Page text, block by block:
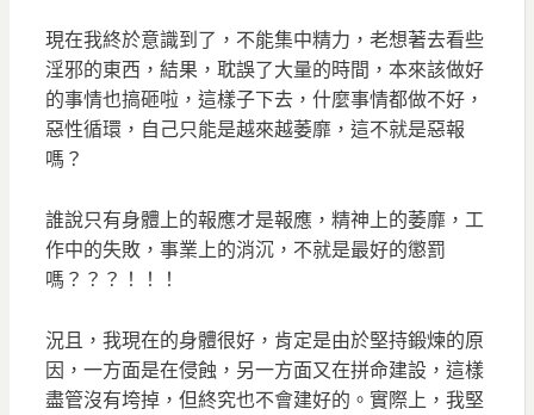
現在我終於意識到了，不能集中精力，老想著去看些
淫邪的東西，結果，耽誤了大量的時間，本來該做好
的事情也搞砸啦，這樣子下去，什麼事情都做不好，
惡性循環，自己只能是越來越萎靡，這不就是惡報
嗎？
誰說只有身體上的報應才是報應，精神上的萎靡，工
作中的失敗，事業上的消沉，不就是最好的懲罰
嗎？？？！！！
況且，我現在的身體很好，肯定是由於堅持鍛煉的原
因，一方面是在侵蝕，另一方面又在拼命建設，這樣
盡管沒有垮掉，但終究也不會建好的。實際上，我堅